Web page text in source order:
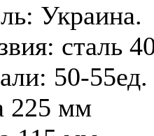
Украина.
сталь
50-
225 мм